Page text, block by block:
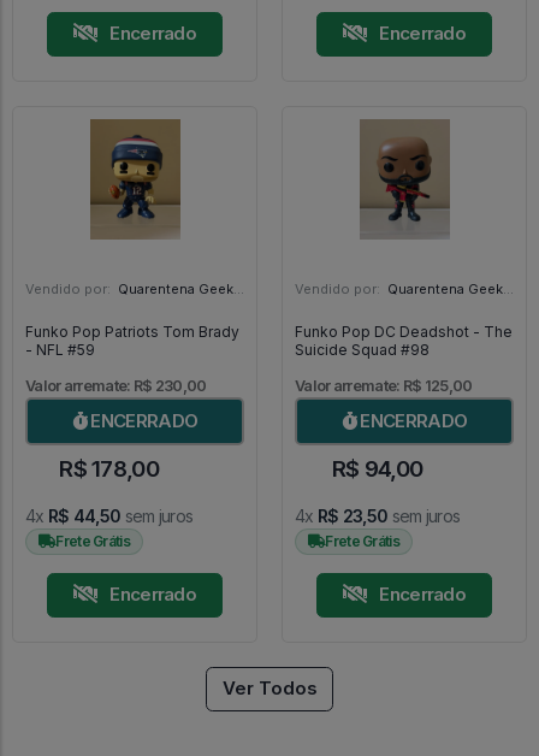
Encerrado Encerrado
Vendido por: Quarentena Geek Store - SP
Funko Pop Patriots Tom Brady
- NFL #59
Valor arremate: R$ 230,00
ENCERRADO
R$ 178,00
4x R$ 44,50 sem juros
Frete Grátis
Encerrado
Vendido por: Quarentena Geek Store - SP
Funko Pop DC Deadshot - The
Suicide Squad #98
Valor arremate: R$ 125,00
ENCERRADO
R$ 94,00
4x R$ 23,50 sem juros
Frete Grátis
Encerrado
Ver Todos